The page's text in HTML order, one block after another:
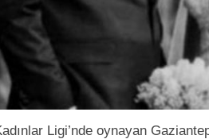
Ligi’nde oynayan